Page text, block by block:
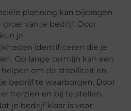
planning kan bijdragen
van je bedrijf. Door
je
identificeren die je
Op lange termijn kan een
om de stabiliteit en
bedrijf te waarborgen. Door
herzien en bij te stellen,
je bedrijf klaar is voor